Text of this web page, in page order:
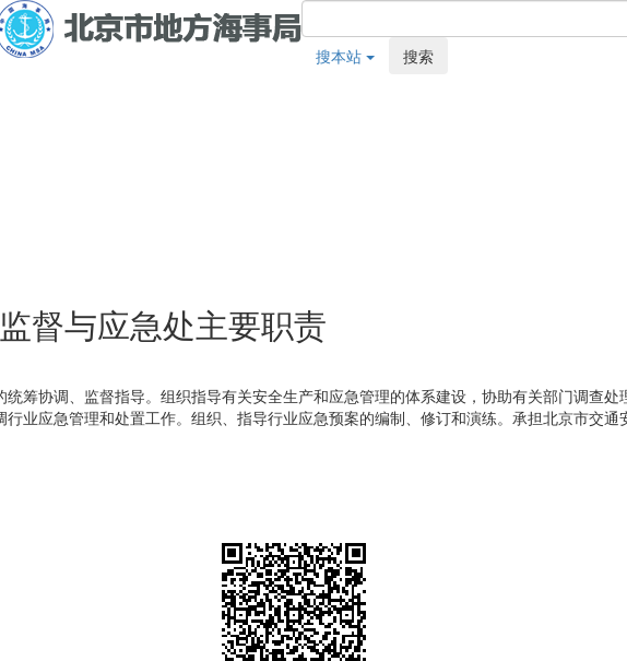
搜本站 搜索
督与应急处主要职责
筹协调、监督指导。组织指导有关安全生产和应急管理的体系建设，协助有关部门调查
业应急管理和处置工作。组织、指导行业应急预案的编制、修订和演练。承担北京市交通